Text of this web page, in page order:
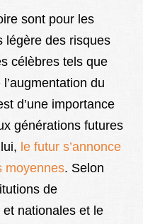
sont pour les
légère des risques
célèbres tels que
du
d’une importance
générations futures
le futur s’annonce
moyennes. Selon
de
nationales et le